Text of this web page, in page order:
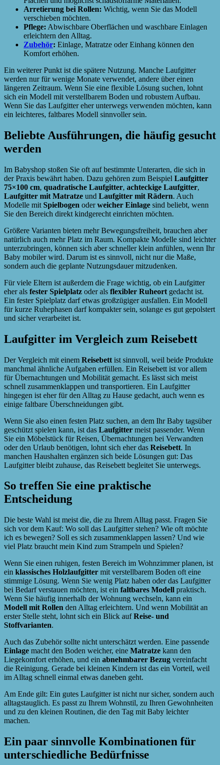
Arretierung bei Rollen: Wichtig, wenn Sie das Modell
verschieben möchten.
Pflege: Abwischbare Oberflächen und waschbare Einlagen
erleichtern den Alltag.
Zubehör: Einlage, Matratze oder Einhang können den
Komfort erhöhen.
Ein weiterer Punkt ist die spätere Nutzung. Manche Laufgitter
werden nur für wenige Monate verwendet, andere über einen
längeren Zeitraum. Wenn Sie eine flexible Lösung suchen, lohnt
sich ein Modell mit verstellbarem Boden und robustem Aufbau.
Wenn Sie das Laufgitter eher unterwegs verwenden möchten, kann
ein leichteres, faltbares Modell sinnvoller sein.
Beliebte Ausführungen, die häufig gesucht
werden
Im Babyshop stoßen Sie oft auf bestimmte Unterarten, die sich in
der Praxis bewährt haben. Dazu gehören zum Beispiel Laufgitter
75×100 cm, quadratische Laufgitter, achteckige Laufgitter,
Laufgitter mit Matratze und Laufgitter mit Rädern. Auch
Modelle mit Spielbogen oderweicher Einlage sind beliebt, wenn
Sie den Bereich direkt kindgerecht einrichten möchten.
Größere Varianten bieten mehr Bewegungsfreiheit, brauchen aber
natürlich auch mehr Platz im Raum. Kompakte Modelle sind leichter
unterzubringen, können sich aber schneller klein anfühlen, wenn Ihr
Baby mobiler wird. Darum ist es sinnvoll, nicht nur die Maße,
sondern auch die geplante Nutzungsdauer mitzudenken.
Für viele Eltern ist außerdem die Frage wichtig, ob ein Laufgitter
eher als fester Spielplatz oder als flexibler Ruheort gedacht ist.
Ein fester Spielplatz darf etwas großzügiger ausfallen. Ein Modell
für kurze Ruhephasen darf kompakter sein, solange es gut gepolstert
und sicher verarbeitet ist.
Laufgitter im Vergleich zum Reisebett
Der Vergleich mit einem Reisebett ist sinnvoll, weil beide Produkte
manchmal ähnliche Aufgaben erfüllen. Ein Reisebett ist vor allem
für Übernachtungen und Mobilität gemacht. Es lässt sich meist
schnell zusammenklappen und transportieren. Ein Laufgitter
hingegen ist eher für den Alltag zu Hause gedacht, auch wenn es
einige faltbare Überschneidungen gibt.
Wenn Sie also einen festen Platz suchen, an dem Ihr Baby tagsüber
geschützt spielen kann, ist das Laufgitter meist passender. Wenn
Sie ein Möbelstück für Reisen, Übernachtungen bei Verwandten
oder den Urlaub benötigen, lohnt sich eher das Reisebett. In
manchen Haushalten ergänzen sich beide Lösungen gut: Das
Laufgitter bleibt zuhause, das Reisebett begleitet Sie unterwegs.
So treffen Sie eine praktische
Entscheidung
Die beste Wahl ist meist die, die zu Ihrem Alltag passt. Fragen Sie
sich vor dem Kauf: Wo soll das Laufgitter stehen? Wie oft möchte
ich es bewegen? Soll es sich zusammenklappen lassen? Und wie
viel Platz braucht mein Kind zum Strampeln und Spielen?
Wenn Sie einen ruhigen, festen Bereich im Wohnzimmer planen, ist
ein klassisches Holzlaufgitter mit verstellbarem Boden oft eine
stimmige Lösung. Wenn Sie wenig Platz haben oder das Laufgitter
bei Bedarf verstauen möchten, ist ein faltbares Modell praktisch.
Wenn Sie häufig innerhalb der Wohnung wechseln, kann ein
Modell mit Rollen den Alltag erleichtern. Und wenn Mobilität an
erster Stelle steht, lohnt sich ein Blick aufReise- und
Stoffvarianten.
Auch das Zubehör sollte nicht unterschätzt werden. Eine passende
Einlage macht den Boden weicher, eine Matratze kann den
Liegekomfort erhöhen, und ein abnehmbarer Bezug vereinfacht
die Reinigung. Gerade bei kleinen Kindern ist das ein Vorteil, weil
im Alltag schnell einmal etwas daneben geht.
Am Ende gilt: Ein gutes Laufgitter ist nicht nur sicher, sondern auch
alltagstauglich. Es passt zu Ihrem Wohnstil, zu Ihren Gewohnheiten
und zu den kleinen Routinen, die den Tag mit Baby leichter
machen.
Ein paar sinnvolle Kombinationen für
unterschiedliche Bedürfnisse